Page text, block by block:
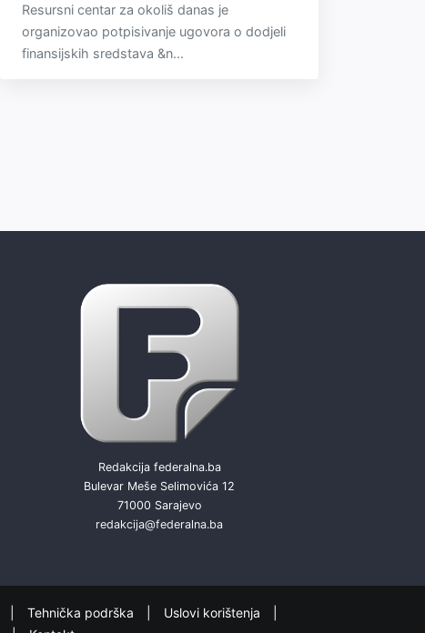
Resursni centar za okoliš danas je
organizovao potpisivanje ugovora o dodjeli
finansijskih sredstava &n...
Redakcija federalna.ba
Bulevar Meše Selimovića 12
71000 Sarajevo
redakcija@federalna.ba
Tehnička podrška
Uslovi korištenja